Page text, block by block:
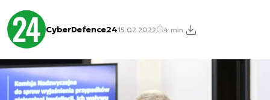
CyberDefence2415.02.2022 4 min.